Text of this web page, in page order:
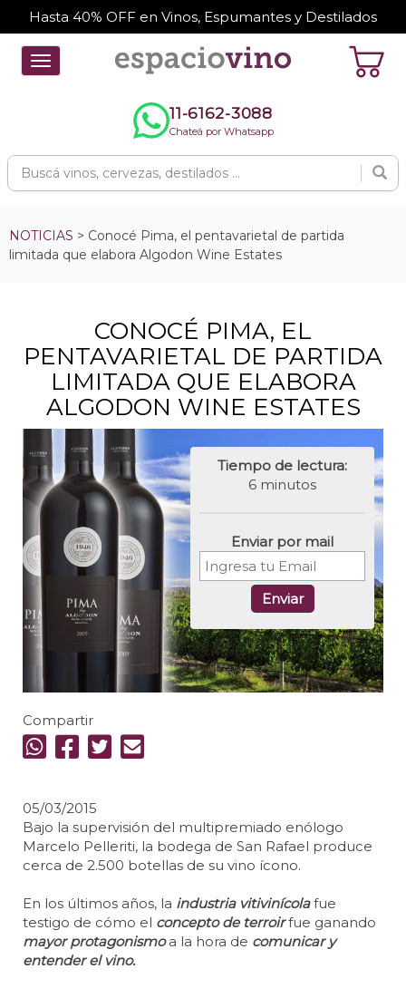
Hasta 40% OFF en Vinos, Espumantes y Destilados
Toggle
navigation
11-6162-3088
Chateá por Whatsapp
NOTICIAS > Conocé Pima, el pentavarietal de partida
limitada que elabora Algodon Wine Estates
CONOCÉ PIMA, EL
PENTAVARIETAL DE PARTIDA
LIMITADA QUE ELABORA
ALGODON WINE ESTATES
Tiempo de lectura:
6 minutos
Enviar por mail
Enviar
Compartir
05/03/2015
Bajo la supervisión del multipremiado enólogo
Marcelo Pelleriti, la bodega de San Rafael produce
cerca de 2.500 botellas de su vino ícono.
En los últimos años, la industria vitivinícolafue
testigo de cómo el concepto de terroirfue ganando
mayor protagonismoa la hora de comunicar y
entender el vino.